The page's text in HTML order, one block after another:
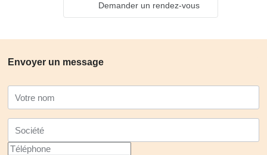
Demander un rendez-vous
Envoyer un message